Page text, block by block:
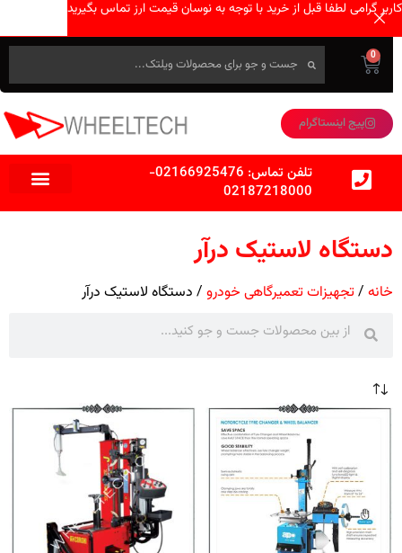
0
پیج اینستاگرام
تلفن تماس: 02166925476
-
02187218000
دستگاه لاستیک درآر
خانه تجهیزات تعمیرگاهی خودرو دستگاه لاستیک درآر
کاربر گرامی لطفا قبل از خرید با توجه به نوسان قیمت ارز تماس بگیرید